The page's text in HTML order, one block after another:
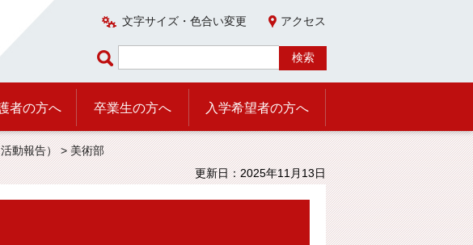
文字サイズ・色合い変更 アクセス
者の方へ 卒業生の方へ 入学希望者の方へ
動報告）> 美術部
更新日：2025年11月13日